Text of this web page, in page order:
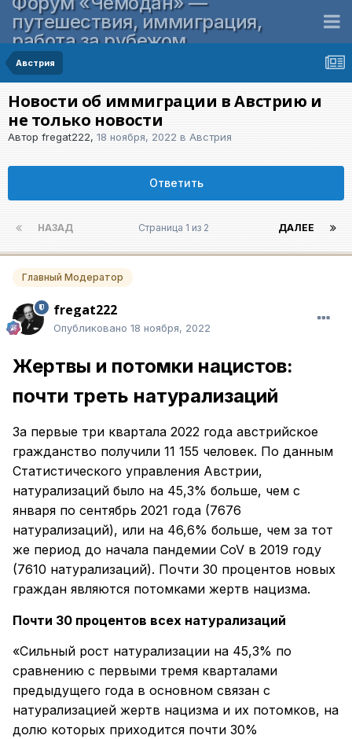
путешествия, иммиграция,
работа за рубежом
Австрия
Новости об иммиграции в Австрию и
не только новости
Автор fregat222, 18 ноября, 2022 в Австрия
Ответить
НАЗАД ДАЛЕЕ
Страница 1 из 2
Главный Модератор
fregat222
Опубликовано 18 ноября, 2022
Жертвы и потомки нацистов:
почти треть натурализаций
За первые три квартала 2022 года австрийское
гражданство получили 11 155 человек. По данным
Статистического управления Австрии,
натурализаций было на 45,3% больше, чем с
января по сентябрь 2021 года (7676
натурализаций), или на 46,6% больше, чем за тот
же период до начала пандемии CoV в 2019 году
(7610 натурализаций). Почти 30 процентов новых
граждан являются потомками жертв нацизма.
Почти 30 процентов всех натурализаций
«Сильный рост натурализации на 45,3% по
сравнению с первыми тремя кварталами
предыдущего года в основном связан с
натурализацией жертв нацизма и их потомков, на
долю которых приходится почти 30%